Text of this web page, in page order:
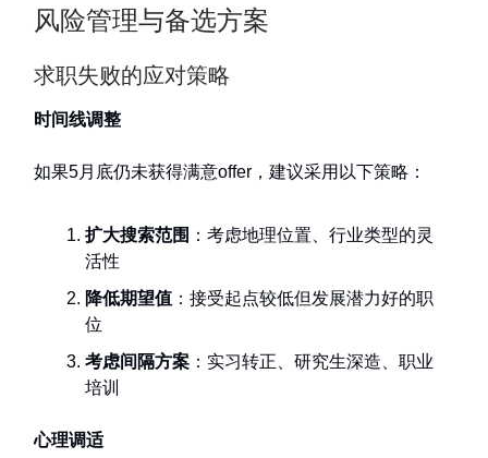
风险管理与备选方案
求职失败的应对策略
时间线调整
如果5月底仍未获得满意offer，建议采用以下策略：
扩大搜索范围 ：考虑地理位置、行业类型的灵
活性
降低期望值 ：接受起点较低但发展潜力好的职
位
考虑间隔方案 ：实习转正、研究生深造、职业
培训
心理调适